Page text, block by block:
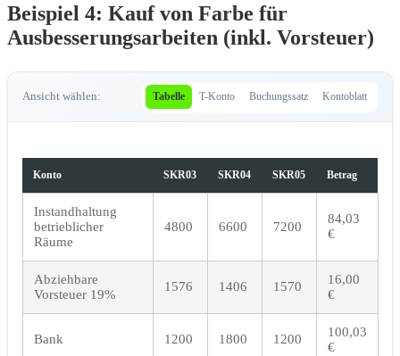
Beispiel 4: Kauf von Farbe für
Ausbesserungsarbeiten (inkl. Vorsteuer)
Ansicht wählen: Tabelle T-Konto Buchungssatz Kontoblatt
Konto SKR03 SKR04 SKR05 Betrag
Instandhaltung
betrieblicher
Räume
4800 6600 7200
84,03
€
Abziehbare
Vorsteuer 19%
1576 1406 1570
16,00
€
Bank 1200 1800 1200
100,03
€